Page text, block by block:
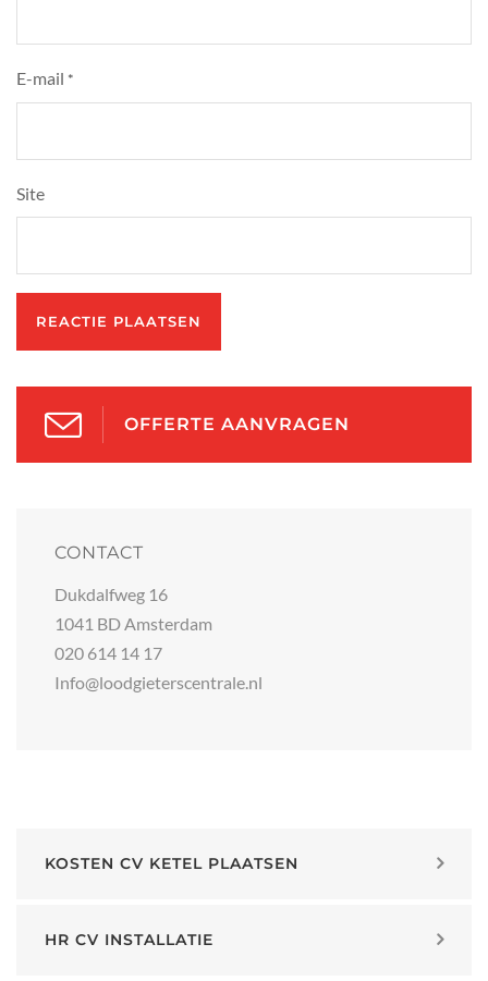
E-mail *
Site
OFFERTE AANVRAGEN
CONTACT
Dukdalfweg 16
1041 BD Amsterdam
020 614 14 17
Info@loodgieterscentrale.nl
KOSTEN CV KETEL PLAATSEN
HR CV INSTALLATIE